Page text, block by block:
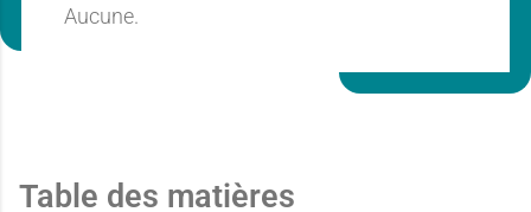
a
a
r
a
Aucune.
Table des matières